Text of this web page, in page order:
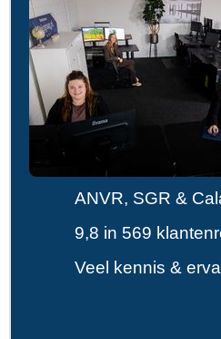
ANVR, SGR &
9,8 in 569
Veel kennis &